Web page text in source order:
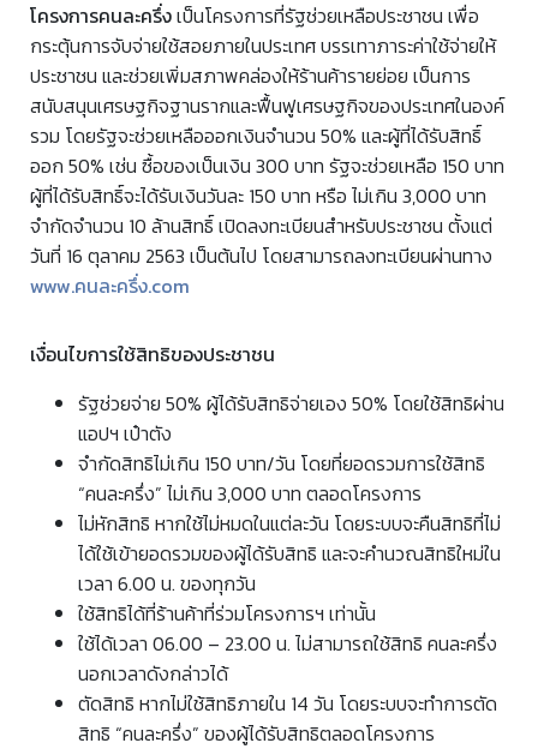
โครงการคนละครึ่งเป็นโครงการที่รัฐช่วยเหลือประชาชน เพื่อ
กระตุ้นการจับจ่ายใช้สอยภายในประเทศ บรรเทาภาระค่าใช้จ่ายให้
ประชาชน และช่วยเพิ่มสภาพคล่องให้ร้านค้ารายย่อย เป็นการ
สนับสนุนเศรษฐกิจฐานรากและฟื้นฟูเศรษฐกิจของประเทศในองค์
รวม โดยรัฐจะช่วยเหลือออกเงินจำนวน 50% และผู้ที่ได้รับสิทธิ์
ออก 50% เช่น ซื้อของเป็นเงิน 300 บาท รัฐจะช่วยเหลือ 150 บาท
ผู้ที่ได้รับสิทธิ์จะได้รับเงินวันละ 150 บาท หรือ ไม่เกิน 3,000 บาท
จำกัดจำนวน 10 ล้านสิทธิ์ เปิดลงทะเบียนสำหรับประชาชน ตั้งแต่
วันที่ 16 ตุลาคม 2563 เป็นต้นไป โดยสามารถลงทะเบียนผ่านทาง
www.คนละครึ่ง.com
เงื่อนไขการใช้สิทธิของประชาชน
รัฐช่วยจ่าย 50% ผู้ได้รับสิทธิจ่ายเอง 50% โดยใช้สิทธิผ่าน
แอปฯ เป๋าตัง
จำกัดสิทธิไม่เกิน 150 บาท/วัน โดยที่ยอดรวมการใช้สิทธิ
“คนละครึ่ง” ไม่เกิน 3,000 บาท ตลอดโครงการ
ไม่หักสิทธิ หากใช้ไม่หมดในแต่ละวัน โดยระบบจะคืนสิทธิที่ไม่
ได้ใช้เข้ายอดรวมของผู้ได้รับสิทธิ และจะคำนวณสิทธิใหม่ใน
เวลา 6.00 น. ของทุกวัน
ใช้สิทธิได้ที่ร้านค้าที่ร่วมโครงการฯ เท่านั้น
ใช้ได้เวลา 06.00 – 23.00 น. ไม่สามารถใช้สิทธิ คนละครึ่ง
นอกเวลาดังกล่าวได้
ตัดสิทธิ หากไม่ใช้สิทธิภายใน 14 วัน โดยระบบจะทำการตัด
สิทธิ “คนละครึ่ง” ของผู้ได้รับสิทธิตลอดโครงการ